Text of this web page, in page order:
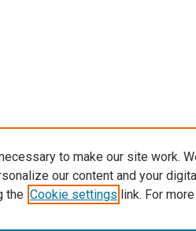
to make our site work.
our content and your
the Cookie settings link. For